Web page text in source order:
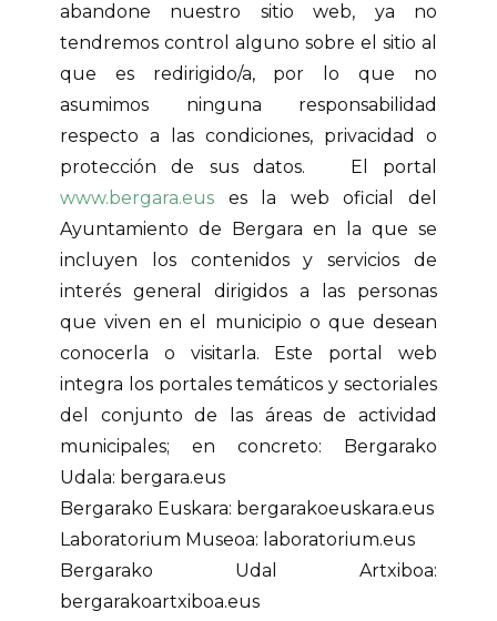
abandone nuestro sitio web, ya no
tendremos control alguno sobre el sitio al
que es redirigido/a, por lo que no
asumimos ninguna responsabilidad
respecto a las condiciones, privacidad o
protección de sus datos. El portal
www.bergara.eus es la web oficial del
Ayuntamiento de Bergara en la que se
incluyen los contenidos y servicios de
interés general dirigidos a las personas
que viven en el municipio o que desean
conocerla o visitarla. Este portal web
integra los portales temáticos y sectoriales
del conjunto de las áreas de actividad
municipales; en concreto: Bergarako
Udala: bergara.eus
Bergarako Euskara: bergarakoeuskara.eus
Laboratorium Museoa: laboratorium.eus
Bergarako Udal Artxiboa:
bergarakoartxiboa.eus